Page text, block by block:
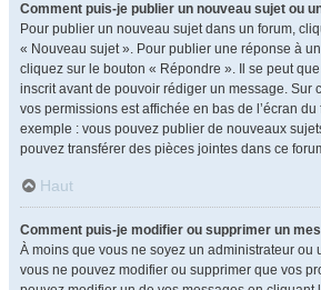
Comment puis-je publier un nouveau sujet ou
Pour publier un nouveau sujet dans un forum,
« Nouveau sujet ». Pour publier une réponse à
cliquez sur le bouton « Répondre ». Il se peut
inscrit avant de pouvoir rédiger un message. Sur
vos permissions est affichée en bas de l’écran
exemple : vous pouvez publier de nouveaux
pouvez transférer des pièces jointes dans ce
Haut
Comment puis-je modifier ou supprimer un
À moins que vous ne soyez un administrateur ou
vous ne pouvez modifier ou supprimer que vos